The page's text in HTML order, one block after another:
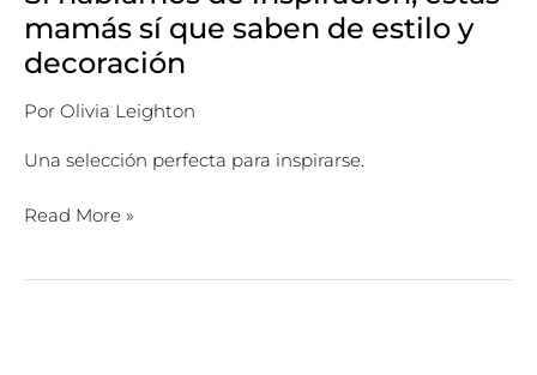
mamás sí que saben de estilo y
decoración
Por Olivia Leighton
Una selección perfecta para inspirarse.
Read More »